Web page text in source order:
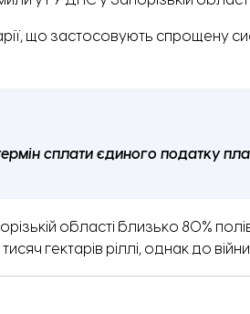
що застосовують
сплати єдиного податку
області близько 80%
гектарів ріллі, однак до